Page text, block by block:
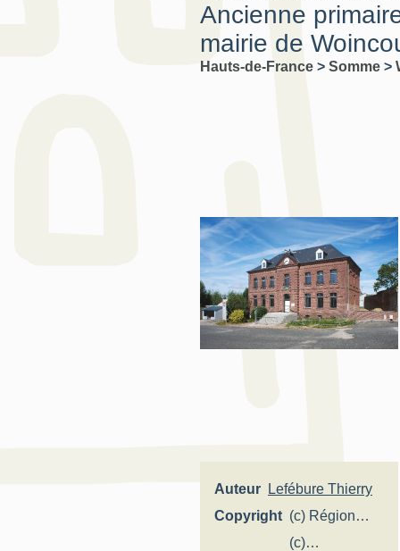
Ancienne
mairie de
Hauts-de-France > Somme >
Auteur
Lefébure Thierry
Copyright (c) Région
Hauts-de-
(c)